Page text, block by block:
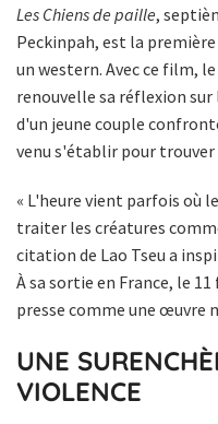
Les Chiens de paille,
Peckinpah, est la
un western. Avec ce film,
renouvelle sa réflexion
d'un jeune couple
venu s'établir pour
« L'heure vient parfois où
traiter les créatures
citation de Lao Tseu a
À sa sortie en France, le
presse comme une œuvre
UNE
VIOLENCE